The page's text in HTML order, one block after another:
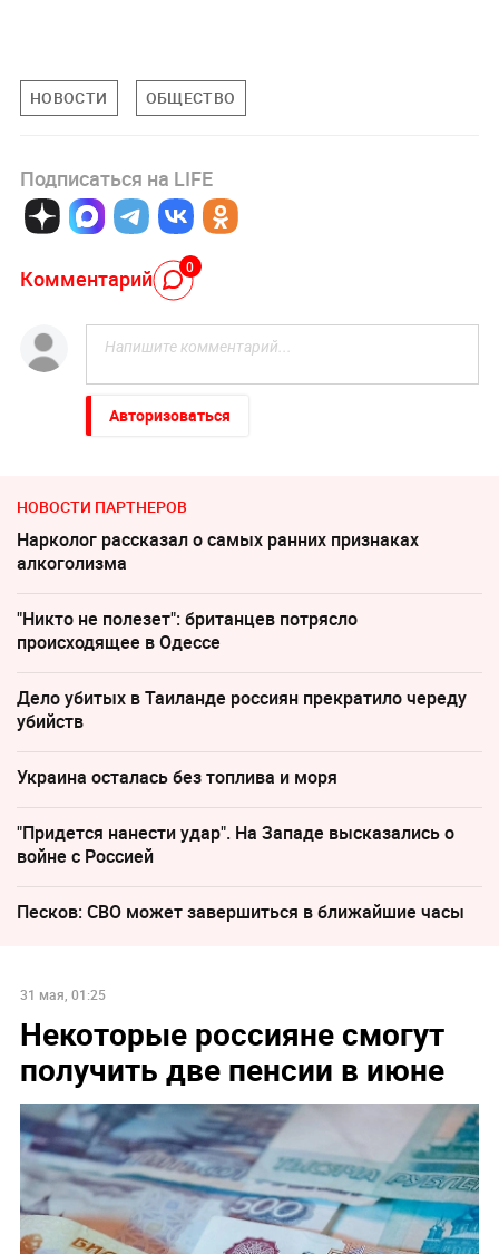
НОВОСТИ ОБЩЕСТВО
Подписаться на LIFE
Комментарий 0
Авторизоваться
НОВОСТИ ПАРТНЕРОВ
Нарколог рассказал о самых ранних признаках
алкоголизма
"Никто не полезет": британцев потрясло
происходящее в Одессе
Дело убитых в Таиланде россиян прекратило череду
убийств
Украина осталась без топлива и моря
"Придется нанести удар". На Западе высказались о
войне с Россией
Песков: СВО может завершиться в ближайшие часы
31 мая, 01:25
Некоторые россияне смогут
получить две пенсии в июне